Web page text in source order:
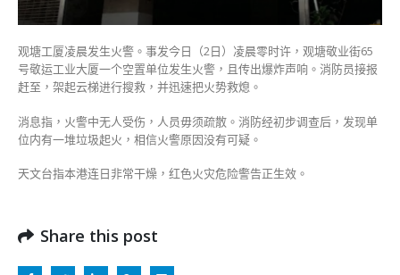
伤〉
中
观塘工厦凌晨发生火警。事发今日（2日）凌晨零时许，观塘敬业街65
号敬运工业大厦一个空置单位发生火警，且传出爆炸声响。消防员接报
赶至，架起云梯进行搜救，并迅速把火势救熄。
消息指，火警中无人受伤，人员毋须疏散。消防经初步调查后，发现单
位内有一堆垃圾起火，相信火警原因没有可疑。
天文台指本港连日非常干燥，红色火灾危险警告正生效。
Share this post